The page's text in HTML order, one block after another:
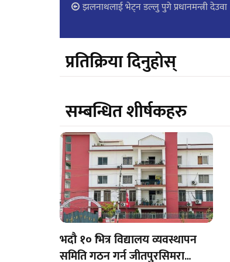
झलनाथलाई भेट्न डल्लु पुगे प्रधानमन्त्री देउवा
प्रतिक्रिया दिनुहोस्
सम्बन्धित शीर्षकहरु
भदौ १० भित्र विद्यालय व्यवस्थापन
समिति गठन गर्न जीतपुरसिमरा